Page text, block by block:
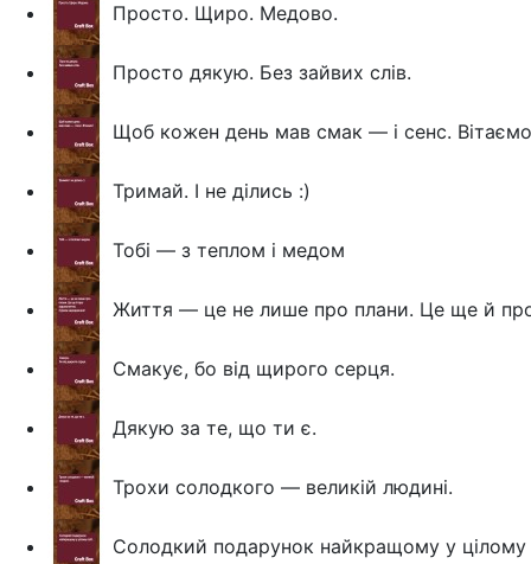
Просто. Щиро. Медово.
Просто дякую. Без зайвих слів.
Щоб кожен день мав смак — і сенс.
Тримай. І не ділись :)
Тобі — з теплом і медом
Життя — це не лише про плани. Це ще й
Смакує, бо від щирого серця.
Дякую за те, що ти є.
Трохи солодкого — великій людині.
Солодкий подарунок найкращому у цілому